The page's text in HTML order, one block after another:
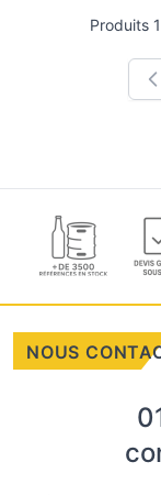
Produits 1
NOUS